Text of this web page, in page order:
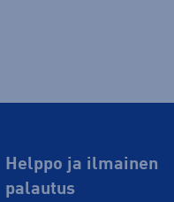
Helppo ja ilmainen
palautus